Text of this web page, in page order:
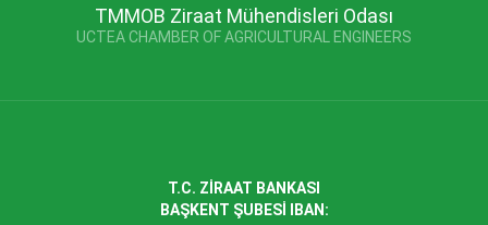
TMMOB Ziraat Mühendisleri Odası
UCTEA CHAMBER OF AGRICULTURAL ENGINEERS
T.C. ZİRAAT BANKASI
BAŞKENT ŞUBESİ IBAN: